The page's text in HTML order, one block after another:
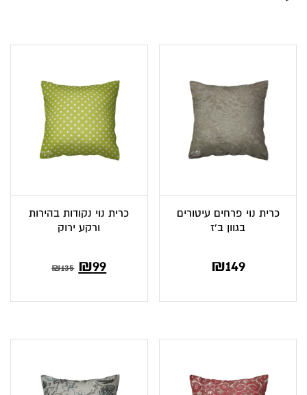
כרית נוי פרחים עיטורים
בגוון ב’ז
₪149
כרית נוי נקודות בהירות
ורקע ירוק
₪135 המחיר
₪135.
₪99המחיר
₪99.